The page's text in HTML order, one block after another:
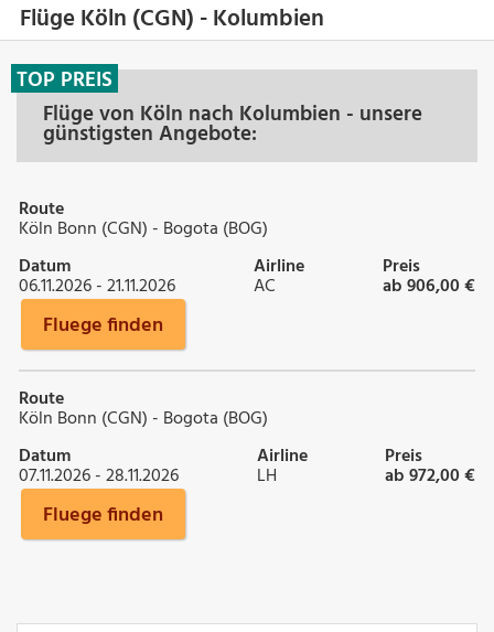
Flüge Köln (CGN) - Kolumbien
Flüge von Köln nach Kolumbien - unsere
günstigsten Angebote:
TOP PREIS
Route
Köln Bonn (CGN) - Bogota (BOG)
Datum
06.11.2026 - 21.11.2026
Airline
AC
Preis
ab 906,00 €
Fluege finden
Route
Köln Bonn (CGN) - Bogota (BOG)
Datum
07.11.2026 - 28.11.2026
Airline
LH
Preis
ab 972,00 €
Fluege finden